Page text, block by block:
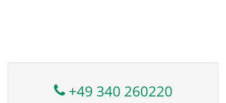
+49 340 260220